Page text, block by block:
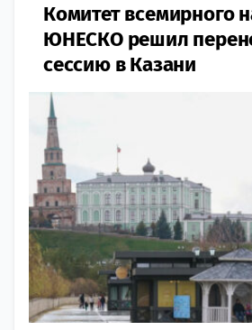
​Комитет всемирного
ЮНЕСКО решил
сессию в Казани